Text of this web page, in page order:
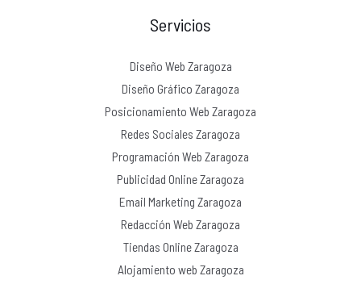
Servicios
Diseño Web Zaragoza
Diseño Gráfico Zaragoza
Posicionamiento Web Zaragoza
Redes Sociales Zaragoza
Programación Web Zaragoza
Publicidad Online Zaragoza
Email Marketing Zaragoza
Redacción Web Zaragoza
Tiendas Online Zaragoza
Alojamiento web Zaragoza